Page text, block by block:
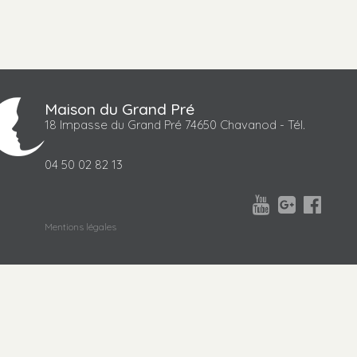
Maison du Grand Pré
18 Impasse du Grand Pré 74650 Chavanod - Tél.
04 50 02 82 13



Mentions légales